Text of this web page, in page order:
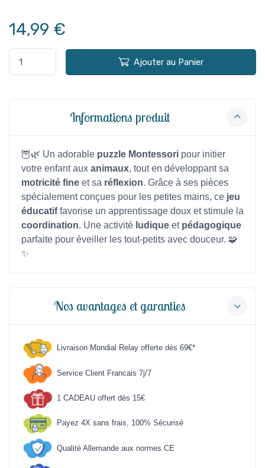
14,99 €
Ajouter au Panier
Informations produit
🦉🌿 Un adorable puzzle Montessori pour initier
votre enfant aux animaux, tout en développant sa
motricité fine et sa réflexion. Grâce à ses pièces
spécialement conçues pour les petites mains, ce jeu
éducatiffavorise un apprentissage doux et stimule la
coordination. Une activité ludique et pédagogique
parfaite pour éveiller les tout-petits avec douceur. 🧩
✨
Nos avantages et garanties
Livraison Mondial Relay offerte dès 69€*
Service Client Francais 7j/7
1 CADEAU offert dès 15€
Payez 4X sans frais, 100% Sécurisé
Qualité Allemande aux normes CE